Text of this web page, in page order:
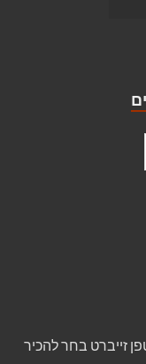
זייברט בחר להכיר